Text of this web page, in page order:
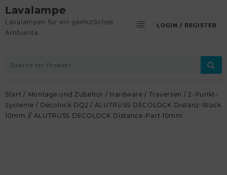
Skip
to
content
Lavalampe
Lavalampen für ein gemütliches
Ambiente
LOGIN / REGISTER
Start / Montage und Zubehör / Hardware / Traversen /2-Punkt-
Systeme / Decolock DQ2 / ALUTRUSS DECOLOCK Distanz-Stück
10mm // ALUTRUSS DECOLOCK Distance-Part 10mm